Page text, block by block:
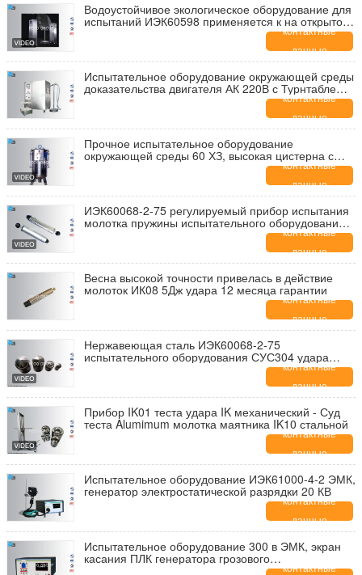
Водоустойчивое экологическое оборудование для
испытаний ИЭК60598 применяется к на открытом
контактные
данные
Испытательное оборудование окружающей среды
доказательства двигателя АК 220В с Турнтабле
контактные
данные
Прочное испытательное оборудование
окружающей среды 60 ХЗ, высокая цистерна с
контактные
данные
ИЭК60068-2-75 регулируемый прибор испытания
молотка пружины испытательного оборудования
для испытаний на удар для лабораторииконтактные
данные
Весна высокой точности привелась в действие
молоток ИК08 5Дж удара 12 месяца гарантии
контактные
данные
Нержавеющая сталь ИЭК60068-2-75
испытательного оборудования СУС304 удара
контактные
данные
Прибор IK01 теста удара IK механический - Суд
теста Alumimum молотка маятника IK10 стальной
контактные
данные
Испытательное оборудование ИЭК61000-4-2 ЭМК,
генератор электростатической разрядки 20 КВ
контактные
данные
Испытательное оборудование 300 в ЭМК, экран
касания ПЛК генератора грозового
контактные